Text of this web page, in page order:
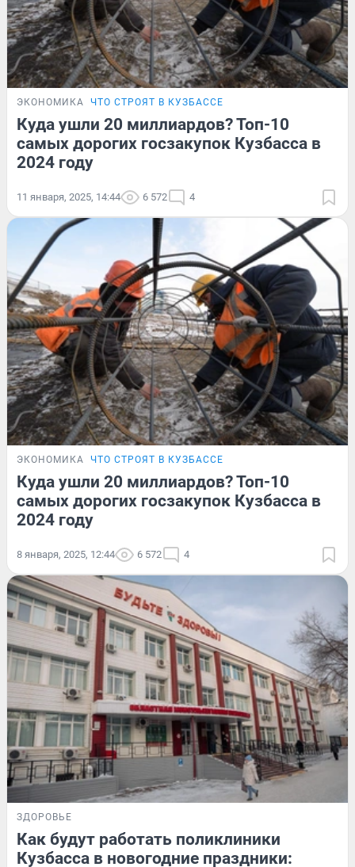
ЭКОНОМИКА ЧТО СТРОЯТ В КУЗБАССЕ
Куда ушли 20 миллиардов? Топ-10
самых дорогих госзакупок Кузбасса в
2024 году
11 января, 2025, 14:44 6 572 4
ЭКОНОМИКА ЧТО СТРОЯТ В КУЗБАССЕ
Куда ушли 20 миллиардов? Топ-10
самых дорогих госзакупок Кузбасса в
2024 году
8 января, 2025, 12:44 6 572 4
ЗДОРОВЬЕ
Как будут работать поликлиники
Кузбасса в новогодние праздники: